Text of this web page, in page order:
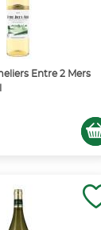
Entre 2 Mers